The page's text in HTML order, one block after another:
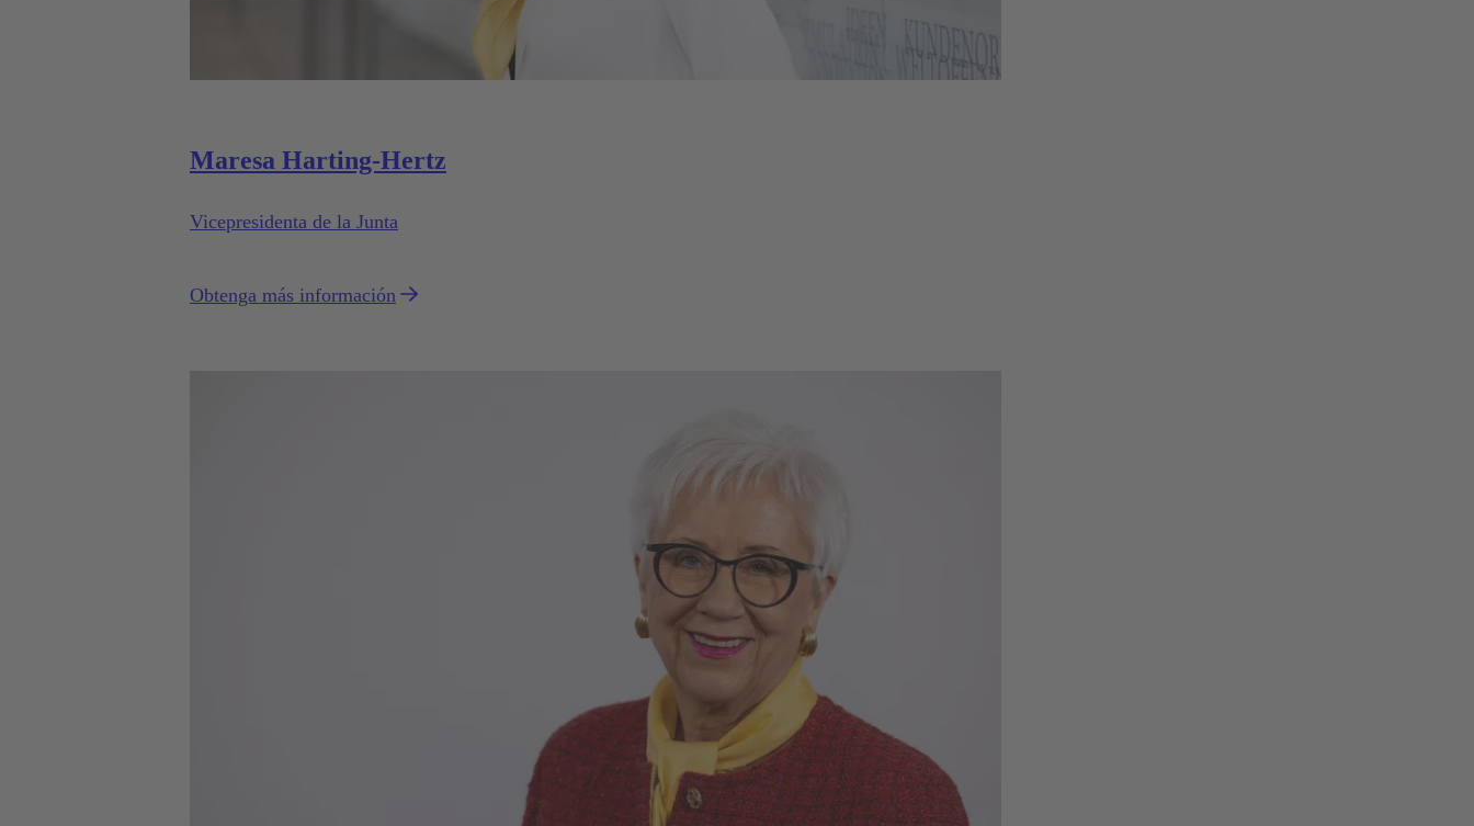
Maresa Harting-Hertz
Vicepresidenta de la Junta
Obtenga más información